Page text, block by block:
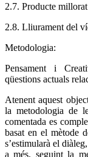
2.7. Producte millorat
2.8. Lliurament del
Metodologia:
Pensament i
qüestions actuals
Atenent aquest
la metodologia de
comentada es
basat en el mètode
s’estimularà el
a més, seguint la